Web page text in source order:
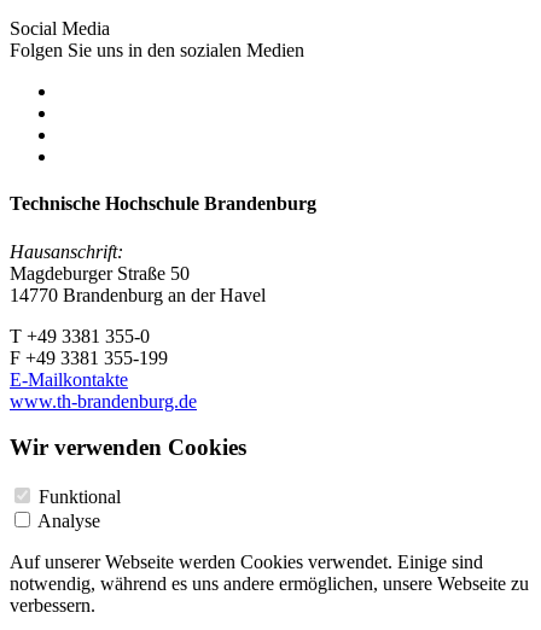
Social Media
Folgen Sie uns in den sozialen Medien
Technische Hochschule Brandenburg
Hausanschrift:
Magdeburger Straße 50
14770 Brandenburg an der Havel
T +49 3381 355-0
F +49 3381 355-199
E-Mailkontakte
www.th-brandenburg.de
Wir verwenden Cookies
Funktional
Analyse
Auf unserer Webseite werden Cookies verwendet. Einige sind
notwendig, während es uns andere ermöglichen, unsere Webseite zu
verbessern.